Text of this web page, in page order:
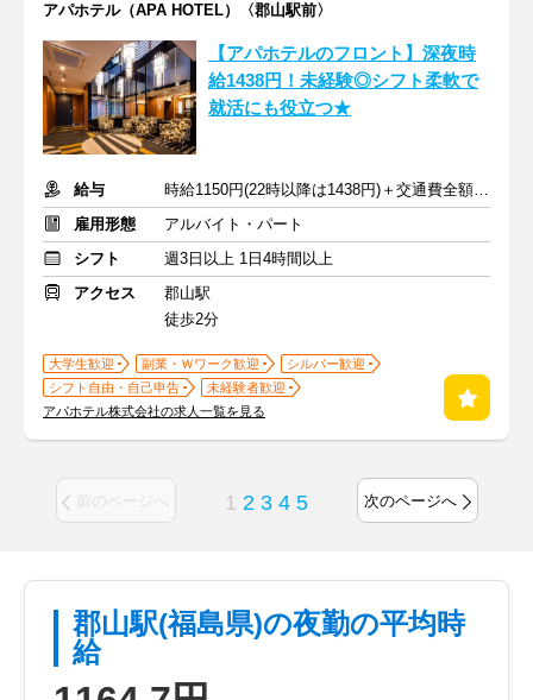
アパホテル（APA HOTEL）〈郡山駅前〉
【アパホテルのフロント】深夜時
給1438円！未経験◎シフト柔軟で
就活にも役立つ★
給与
時給1150円(22時以降は1438円)＋交通費全額支給
雇用形態
アルバイト・パート
シフト
週3日以上 1日4時間以上
アクセス
郡山駅
徒歩2分
大学生歓迎 副業・Ｗワーク歓迎
シルバー歓迎
シフト自由・自己申告
未経験者歓迎
アパホテル株式会社の求人一覧を見る
前のページへ 1 2 3 4 5 次のページへ
郡山駅(福島県)の夜勤の平均時
給